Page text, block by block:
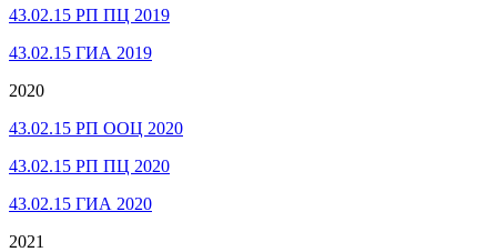
43.02.15 РП ПЦ 2019
43.02.15 ГИА 2019
2020
43.02.15 РП ООЦ 2020
43.02.15 РП ПЦ 2020
43.02.15 ГИА 2020
2021